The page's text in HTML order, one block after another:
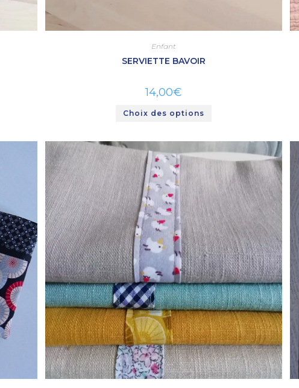
Enfant
SERVIETTE BAVOIR
14,00€
Choix des options